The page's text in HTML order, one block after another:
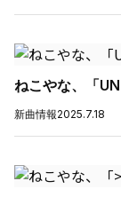
ねこやな、「
新曲情報2025.7.18